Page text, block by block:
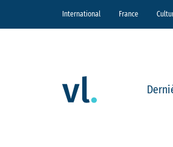
International France